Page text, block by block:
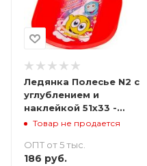
Ледянка Полесье N2 с
углублением и
наклейкой 51х33 -
красная
Товар не продается
ОПТ от 5 тыс.
186 руб.